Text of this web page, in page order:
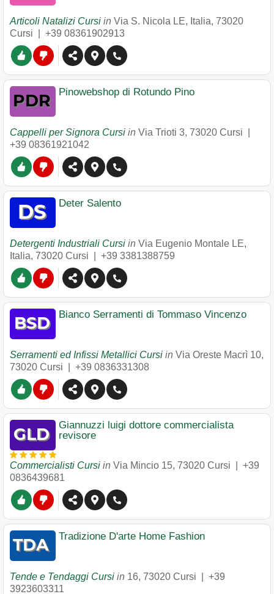
Articoli Natalizi Cursi in Via S. Nicola LE, Italia, 73020
Cursi
+39 08361902913
Pinowebshop di Rotundo Pino
Cappelli per Signora Cursi in Via Trioti 3, 73020 Cursi
+39 08361921042
Deter Salento
Detergenti Industriali Cursi in Via Eugenio Montale LE,
Italia, 73020 Cursi +39 3381388759
Bianco Serramenti di Tommaso Vincenzo
Serramenti ed Infissi Metallici Cursi in Via Oreste Macrì 10,
73020 Cursi +39 0836331308
Giannuzzi luigi dottore commercialista
revisore
Commercialisti Cursi in Via Mincio 15, 73020 Cursi
+39
0836439681
Tradizione D'arte Home Fashion
Tende e Tendaggi Cursi in 16, 73020 Cursi
+39
3923603311